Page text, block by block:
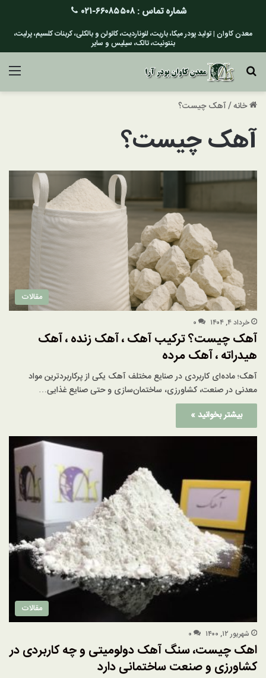
شماره تماس :۶۶۰۸۵۵۰۸-۰۲۱
معدن کاوان | تولید پودر میکا، باریت، لئوناردیت، کائولن و بالکلی، کربنات کلسیم، پرلیت،
بنتونیت، تالک، سیلیس و سایر
جستجو برای
خانه/آهک چیست؟
آهک چیست؟
مقالات
خرداد ۴, ۱۴۰۴ ۰
آهک چیست؟ ترکیب آهک ، آهک زنده ، آهک
هیدراته ، آهک مرده
آهک؛ ماده‌ای کاربردی در صنایع مختلف آهک یکی از پرکاربردترین مواد
معدنی در صنعت، کشاورزی، ساختمان‌سازی و حتی صنایع غذایی…
بیشتر بخوانید »
مقالات
شهریور ۱۲, ۱۴۰۰ ۰
اهک چیست، سنگ آهک دولومیتی و چه کاربردی در
کشاورزی و صنعت ساختمانی دارد